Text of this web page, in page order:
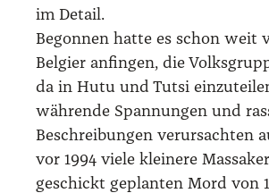
im Detail.
Begon­nen hat­te es schon weit
Bel­gi­er anfin­gen, die
da in Hutu und Tut­si
wäh­ren­de Span­nun­gen und
Beschrei­bun­gen ver­ur­sach­ten
vor 1994 vie­le klei­ne­re
geschickt geplan­ten Mord von